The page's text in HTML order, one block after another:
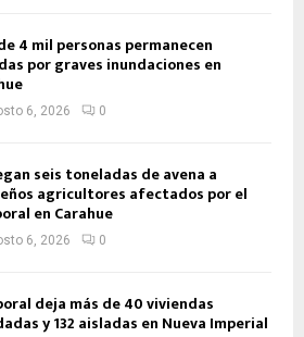
4 mil personas permanecen
por graves inundaciones en
6, 2026 0
seis toneladas de avena a
agricultores afectados por el
en Carahue
6, 2026 0
deja más de 40 viviendas
y 132 aisladas en Nueva Imperial